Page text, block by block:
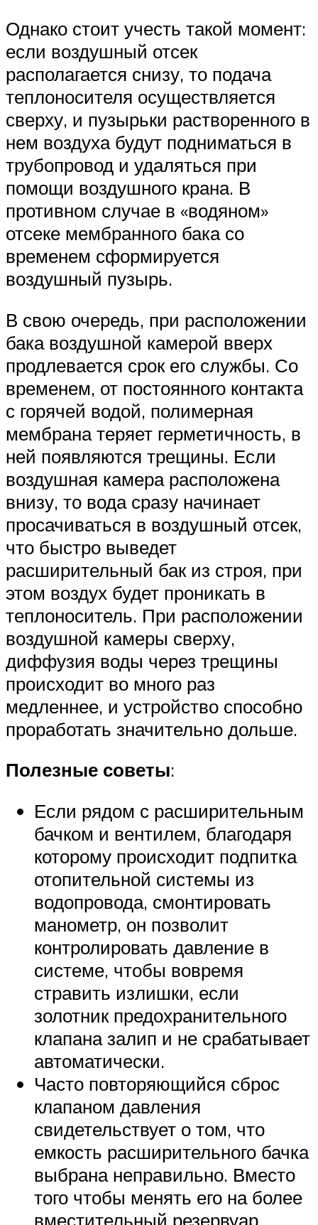
Однако стоит учесть такой момент:
если воздушный отсек
располагается снизу, то подача
теплоносителя осуществляется
сверху, и пузырьки растворенного в
нем воздуха будут подниматься в
трубопровод и удаляться при
помощи воздушного крана. В
противном случае в «водяном»
отсеке мембранного бака со
временем сформируется
воздушный пузырь.
В свою очередь, при расположении
бака воздушной камерой вверх
продлевается срок его службы. Со
временем, от постоянного контакта
с горячей водой, полимерная
мембрана теряет герметичность, в
ней появляются трещины. Если
воздушная камера расположена
внизу, то вода сразу начинает
просачиваться в воздушный отсек,
что быстро выведет
расширительный бак из строя, при
этом воздух будет проникать в
теплоноситель. При расположении
воздушной камеры сверху,
диффузия воды через трещины
происходит во много раз
медленнее, и устройство способно
проработать значительно дольше.
Полезные советы:
Если рядом с расширительным
бачком и вентилем, благодаря
которому происходит подпитка
отопительной системы из
водопровода, смонтировать
манометр, он позволит
контролировать давление в
системе, чтобы вовремя
стравить излишки, если
золотник предохранительного
клапана залип и не срабатывает
автоматически.
Часто повторяющийся сброс
клапаном давления
свидетельствует о том, что
емкость расширительного бачка
выбрана неправильно. Вместо
того чтобы менять его на более
вместительный резервуар,